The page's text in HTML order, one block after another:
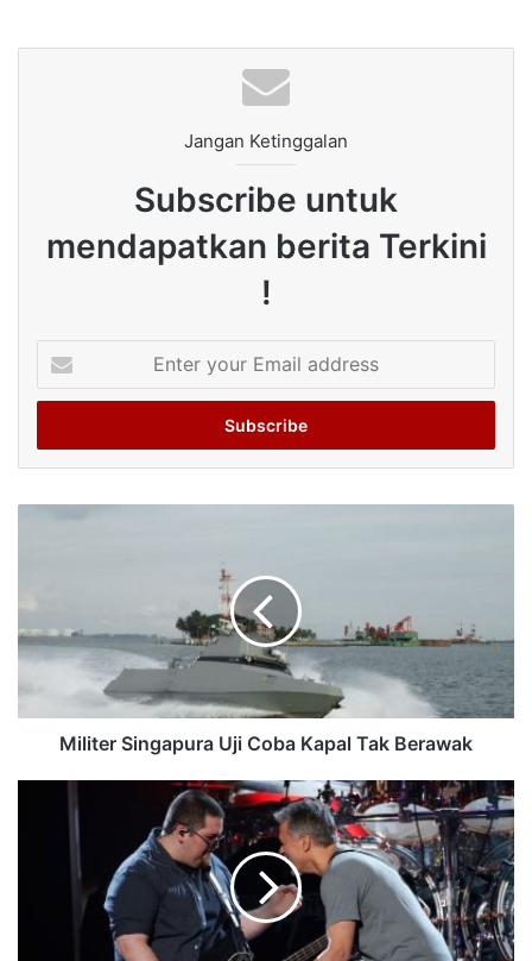
Jangan Ketinggalan
Subscribe untuk
mendapatkan berita Terkini
!
your
Email
Militer Singapura Uji Coba Kapal Tak Berawak